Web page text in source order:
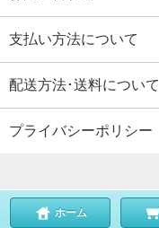
支払い方法について
配送方法･送料について
プライバシーポリシー
ホーム